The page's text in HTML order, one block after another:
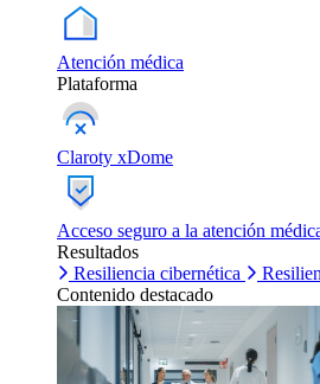
Atención médica
Plataforma
Claroty xDome
Acceso seguro a la atención
Resultados
Resiliencia cibernética
Contenido destacado